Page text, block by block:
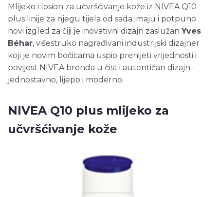
Mlijeko i losion za učvršćivanje kože iz NIVEA Q10
plus linije za njegu tijela od sada imaju i potpuno
novi izgled za čiji je inovativni dizajn zaslužan Yves
Béhar, višestruko nagrađivani industrijski dizajner
koji je novim bočicama uspio prenijeti vrijednosti i
povijest NIVEA brenda u čist i autentičan dizajn -
jednostavno, lijepo i moderno.
NIVEA Q10 plus mlijeko za
učvršćivanje kože